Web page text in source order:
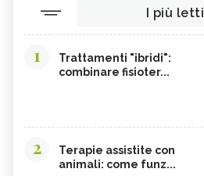
I più letti
1
Trattamenti "ibridi":
combinare fisioter...
2
Terapie assistite con
animali: come funz...